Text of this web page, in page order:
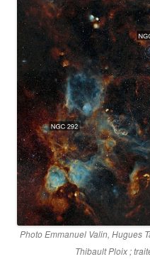
Photo Emmanuel Valin, Hugues
Thibault Ploix ;